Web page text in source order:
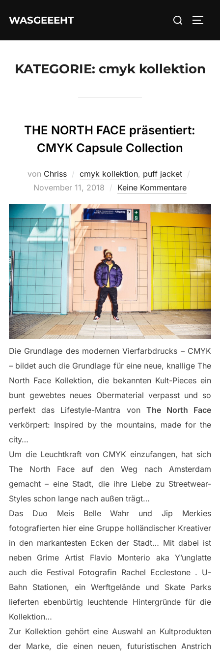
InhaltWASGEEEHT
Suchen
KATEGORIE: cmyk kollektion
THE NORTH FACE präsentiert:
CMYK Capsule Collection
von Chriss cmyk kollektion, puff jacket
November 11, 2018 Keine Kommentare
Die Grundlage des modernen Vierfarbdrucks – CMYK
– bildet auch die Grundlage für eine neue, knallige The
North Face Kollektion, die bekannten Kult-Pieces ein
bunt gewebtes neues Obermaterial verpasst und so
perfekt das Lifestyle-Mantra von The North Face
verkörpert: Inspired by the mountains, made for the
city…
Um die Leuchtkraft von CMYK einzufangen, hat sich
The North Face auf den Weg nach Amsterdam
gemacht – eine Stadt, die ihre Liebe zu Streetwear-
Styles schon lange nach außen trägt…
Das Duo Meis Belle Wahr und Jip Merkies
fotografierten hier eine Gruppe holländischer Kreativer
in den markantesten Ecken der Stadt… Mit dabei ist
neben Grime Artist Flavio Monterio aka Y’unglatte
auch die Festival Fotografin Rachel Ecclestone . U-
Bahn Stationen, ein Werftgelände und Skate Parks
lieferten ebenbürtig leuchtende Hintergründe für die
Kollektion…
Zur Kollektion gehört eine Auswahl an Kultprodukten
der Marke, die einen neuen, futuristischen Anstrich